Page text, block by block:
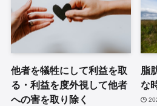
他者を犠牲にして利益を取
る・利益を度外視して他者
への害を取り除く
脂
な